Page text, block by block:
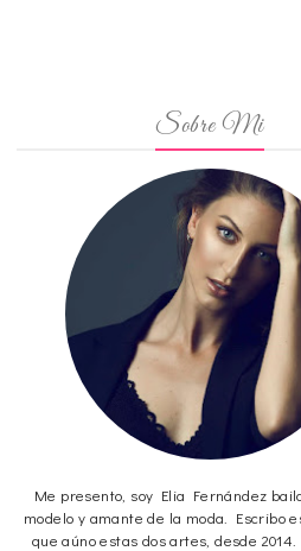
Sobre Mi
Me presento, soy Elia Fernández
modelo y amante de la moda. Escribo
que aúno estas dos artes, desde